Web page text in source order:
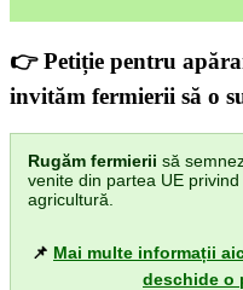
👉 Petiție pentru
invităm fermierii să o
Rugăm fermierii să
venite din partea UE
agricultură.
📌 Mai multe informații
deschide o